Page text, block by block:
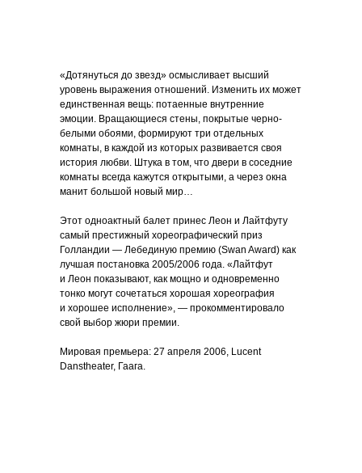
«Дотянуться до звезд» осмысливает высший
уровень выражения отношений. Изменить их может
единственная вещь: потаенные внутренние
эмоции. Вращающиеся стены, покрытые черно-
белыми обоями, формируют три отдельных
комнаты, в каждой из которых развивается своя
история любви. Штука в том, что двери в соседние
комнаты всегда кажутся открытыми, а через окна
манит большой новый мир…
Этот одноактный балет принес Леон и Лайтфуту
самый престижный хореографический приз
Голландии — Лебединую премию (Swan Award) как
лучшая постановка 2005/2006 года. «Лайтфут
и Леон показывают, как мощно и одновременно
тонко могут сочетаться хорошая хореография
и хорошее исполнение», — прокомментировало
свой выбор жюри премии.
Мировая премьера: 27 апреля 2006, Lucent
Danstheater, Гаага.